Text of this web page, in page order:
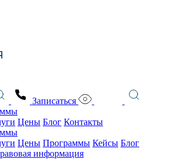
Записаться
Цены Блог Контакты
Цены Программы Кейсы Блог
информация